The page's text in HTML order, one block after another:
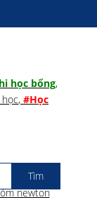
học bổng,
, #Học